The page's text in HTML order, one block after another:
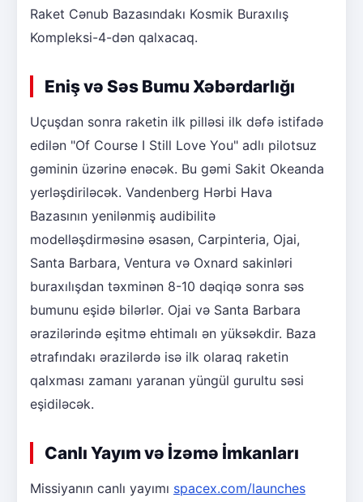
Raket Cənub Bazasındakı Kosmik Buraxılış
Kompleksi-4-dən qalxacaq.
Eniş və Səs Bumu Xəbərdarlığı
Uçuşdan sonra raketin ilk pilləsi ilk dəfə istifadə
edilən "Of Course I Still Love You" adlı pilotsuz
gəminin üzərinə enəcək. Bu gəmi Sakit Okeanda
yerləşdiriləcək. Vandenberg Hərbi Hava
Bazasının yenilənmiş audibilitə
modelləşdirməsinə əsasən, Carpinteria, Ojai,
Santa Barbara, Ventura və Oxnard sakinləri
buraxılışdan təxminən 8-10 dəqiqə sonra səs
bumunu eşidə bilərlər. Ojai və Santa Barbara
ərazilərində eşitmə ehtimalı ən yüksəkdir. Baza
ətrafındakı ərazilərdə isə ilk olaraq raketin
qalxması zamanı yaranan yüngül gurultu səsi
eşidiləcək.
Canlı Yayım və İzəmə İmkanları
Missiyanın canlı yayımı spacex.com/launches